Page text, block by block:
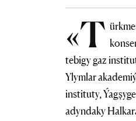
«T
tebigy gaz
Ylymlar
instituty,
adyndaky